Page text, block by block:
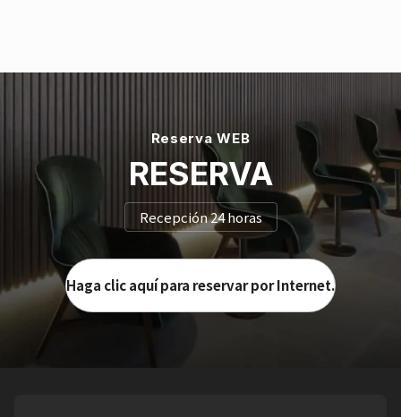
Reserva WEB
RESERVA
Recepción 24 horas
Haga clic aquí para reservar por Internet.